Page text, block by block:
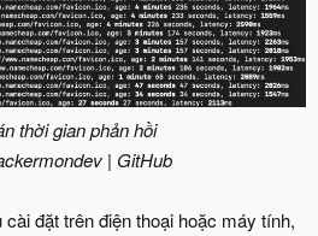
thời gian phản hồi
| GitHub
đặt trên điện thoại hoặc máy tính,